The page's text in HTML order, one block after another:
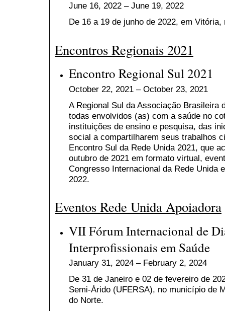
June 16, 2022 – June 19, 2022
De 16 a 19 de junho de 2022, em
Encontros Regionais 2021
Encontro Regional Sul 2021
October 22, 2021 – October 23, 2021
A Regional Sul da Associação Brasileira
todas envolvidos (as) com a saúde no
instituições de ensino e pesquisa, das
social a compartilharem seus trabalhos
Encontro Sul da Rede Unida 2021, que
outubro de 2021 em formato virtual,
Congresso Internacional da Rede Unida
2022.
Eventos Rede Unida Apoiadora
VII Fórum Internacional de
Interprofissionais em Saúde
January 31, 2024 – February 2, 2024
De 31 de Janeiro e 02 de fevereiro de
Semi-Árido (UFERSA), no município de
do Norte.